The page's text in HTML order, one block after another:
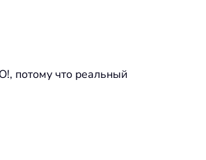
потому что реальный